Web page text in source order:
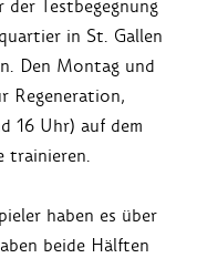
Testbegegnung
in St. Gallen
Den Montag und
Regeneration,
16 Uhr) auf dem
trainieren.
haben es über
beide Hälften